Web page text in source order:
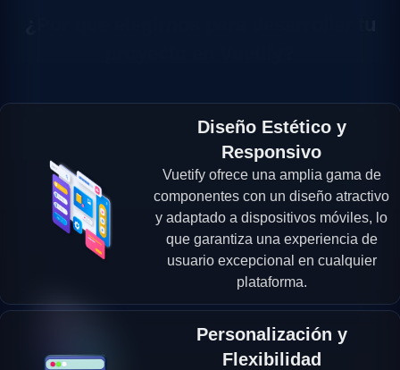
Diseño Estético y
Responsivo
Vuetify ofrece una amplia gama de
componentes con un diseño atractivo
y adaptado a dispositivos móviles, lo
que garantiza una experiencia de
usuario excepcional en cualquier
plataforma.
Personalización y
Flexibilidad